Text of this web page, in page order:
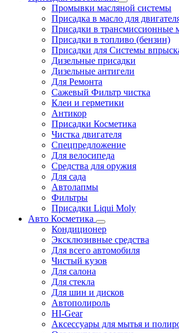
Промывки масляной системы
Присадка в масло для
Присадки в трансмиссионные
Присадки в топливо (бензин)
Присадки для Системы
Дизельные присадки
Дизельные антигели
Для Ремонта
Сажевый Фильтр чистка
Клеи и герметики
Антикор
Присадки Косметика
Чистка двигателя
Спецпредложение
Для велосипеда
Средства для оружия
Для сада
Автолапмы
Фильтры
Присадки Liqui Moly
Авто Косметика
Кондиционер
Эксклюзивные средства
Для всего автомобиля
Чистый кузов
Для салона
Для стекла
Для шин и дисков
Автополироль
HI-Gear
Аксессуары для мытья и